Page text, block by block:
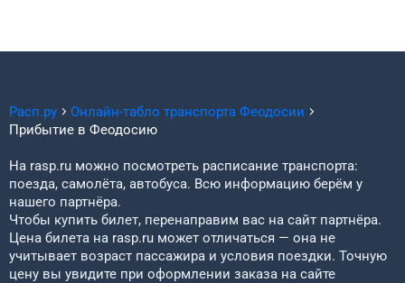
Расп.ру Онлайн-табло транспорта Феодосии
Прибытие в Феодосию
На rasp.ru можно посмотреть расписание транспорта:
поезда, самолёта, автобуса. Всю информацию берём у
нашего партнёра.
Чтобы купить билет, перенаправим вас на сайт партнёра.
Цена билета на rasp.ru может отличаться — она не
учитывает возраст пассажира и условия поездки. Точную
цену вы увидите при оформлении заказа на сайте